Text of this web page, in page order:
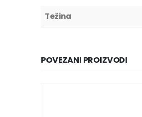
Težina
POVEZANI PROIZVODI